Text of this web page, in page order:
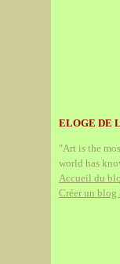
ELOGE DE
"Art is the
world has
Accueil du
Créer un blog